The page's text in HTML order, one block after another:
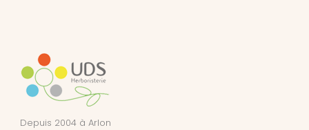
Depuis 2004 à Arlon